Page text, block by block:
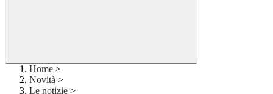
Home >
Novità >
Le notizie >